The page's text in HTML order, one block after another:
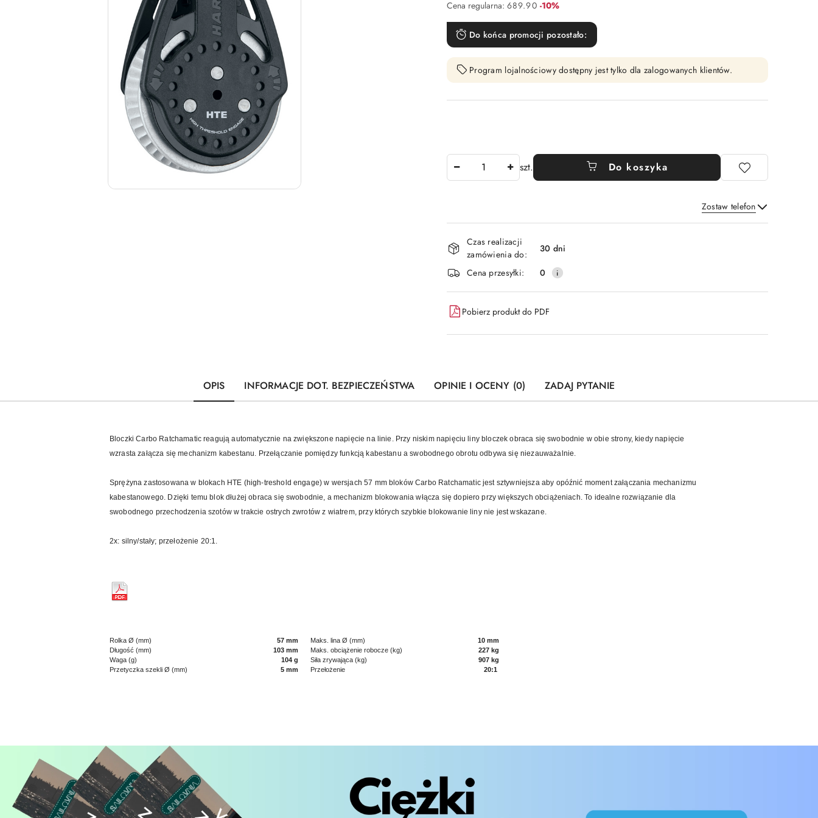
Cena regularna: 689.90 Rabat:
-10%
Do końca promocji pozostało:
Program lojalnościowy dostępny jest tylko dla zalogowanych klientów.
szt. Do koszyka
Zostaw telefon
Wyślij
Dostępność
i
dostawa
Czas realizacji
zamówienia do:
30 dni
Cena przesyłki:
0
Pobierz produkt do PDF
OPIS INFORMACJE DOT. BEZPIECZEŃSTWA OPINIE I OCENY (0) ZADAJ PYTANIE
Bloczki Carbo Ratchamatic reagują automatycznie na zwiększone napięcie na linie. Przy niskim napięciu liny bloczek obraca się swobodnie w obie strony, kiedy napięcie
wzrasta załącza się mechanizm kabestanu. Przełączanie pomiędzy funkcją kabestanu a swobodnego obrotu odbywa się niezauważalnie.
Sprężyna zastosowana w blokach HTE (high-treshold engage) w wersjach 57 mm bloków Carbo Ratchamatic jest sztywniejsza aby opóźnić moment załączania mechanizmu
kabestanowego. Dzięki temu blok dłużej obraca się swobodnie, a mechanizm blokowania włącza się dopiero przy większych obciążeniach. To idealne rozwiązanie dla
swobodnego przechodzenia szotów w trakcie ostrych zwrotów z wiatrem, przy których szybkie blokowanie liny nie jest wskazane.
2x: silny/stały; przełożenie 20:1.
Rolka Ø (mm)
57 mm
Długość (mm)
103 mm
Waga (g)
104 g
Przetyczka szekli Ø (mm)
5 mm
Maks. lina Ø (mm)
10 mm
Maks. obciążenie robocze (kg)
227 kg
Siła zrywająca (kg)
907 kg
Przełożenie
20:1